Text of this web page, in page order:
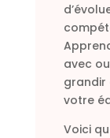
avec
grandir
votre
Voici